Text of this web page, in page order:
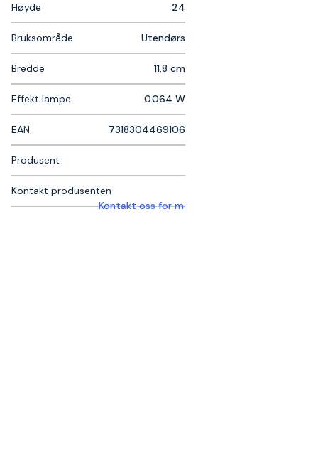
Høyde 24
Bruksområde Utendørs
Bredde 11.8 cm
Effekt lampe 0.064 W
EAN 7318304469106
Produsent
Kontakt produsenten
Kontakt oss for mer informasjon